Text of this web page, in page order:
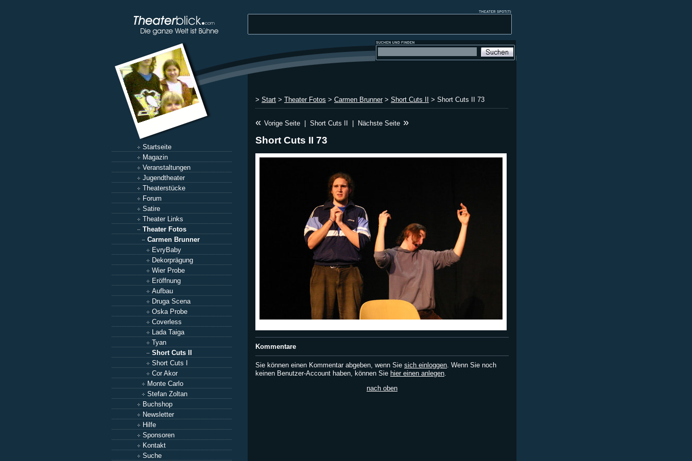
Startseite
Magazin
Veranstaltungen
Jugendtheater
Theaterstücke
Forum
Satire
Theater Links
Theater Fotos
Carmen Brunner
EvryBaby
Dekorprägung
Wier Probe
Eröffnung
Aufbau
Druga Scena
Oska Probe
Coverless
Lada Taiga
Tyan
Short Cuts II
Short Cuts I
Cor Akor
Monte Carlo
Stefan Zoltan
Buchshop
Newsletter
Hilfe
Sponsoren
Kontakt
Suche
> Start > Theater Fotos > Carmen Brunner> Short Cuts II > Short Cuts II 73
« Vorige Seite Short Cuts II Nächste Seite »
Short Cuts II 73
Kommentare
Sie können einen Kommentar abgeben, wenn Sie sich einloggen . Wenn Sie noch
keinen Benutzer-Account haben, können Sie hier einen anlegen
nach oben